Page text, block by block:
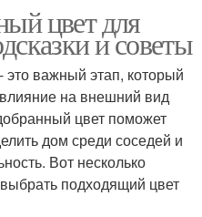
цвет для
и советы
важный этап, который
на внешний вид
цвет поможет
дом среди соседей и
Вот несколько
подходящий цвет